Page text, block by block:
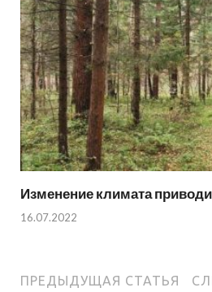
Изменение климата
16.07.2022
ПРЕДЫДУЩАЯ СТАТЬЯ